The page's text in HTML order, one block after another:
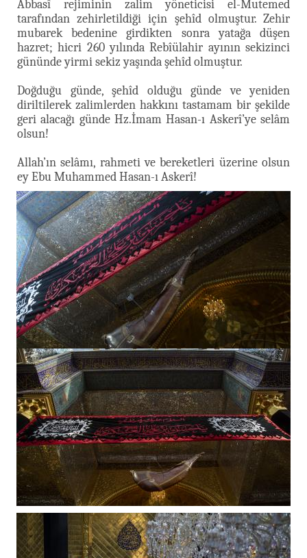
Abbasî rejiminin zalim yöneticisi el-Mutemed
tarafından zehirletildiği için şehîd olmuştur. Zehir
mubarek bedenine girdikten sonra yatağa düşen
hazret; hicri 260 yılında Rebîülahir ayının sekizinci
gününde yirmi sekiz yaşında şehîd olmuştur.
Doğduğu günde, şehîd olduğu günde ve yeniden
diriltilerek zalimlerden hakkını tastamam bir şekilde
geri alacağı günde Hz.İmam Hasan-ı Askerî’ye selâm
olsun!
Allah’ın selâmı, rahmeti ve bereketleri üzerine olsun
ey Ebu Muhammed Hasan-ı Askerî!